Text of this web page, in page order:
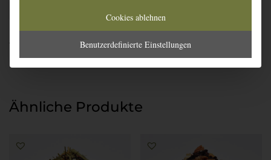
Artikelnummer: 929
Ähnliche Produkte
Cookies ablehnen
Benutzerdefinierte Einstellungen